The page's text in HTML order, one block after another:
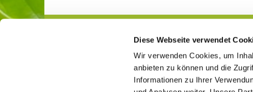
Diese Webseite verwendet
Wir verwenden Cookies, um
anbieten zu können und die
Informationen zu Ihrer
Jugend